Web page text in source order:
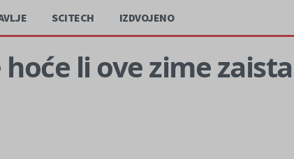
SCITECH IZDVOJENO
li ove zime